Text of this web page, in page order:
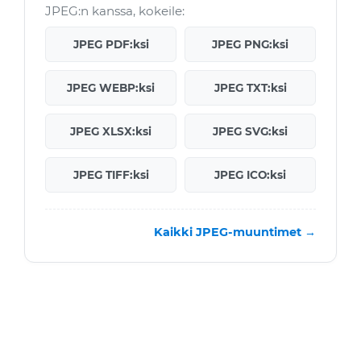
JPEG:n kanssa, kokeile:
JPEG PDF:ksi JPEG PNG:ksi
JPEG WEBP:ksi JPEG TXT:ksi
JPEG XLSX:ksi JPEG SVG:ksi
JPEG TIFF:ksi JPEG ICO:ksi
Kaikki JPEG-muuntimet →